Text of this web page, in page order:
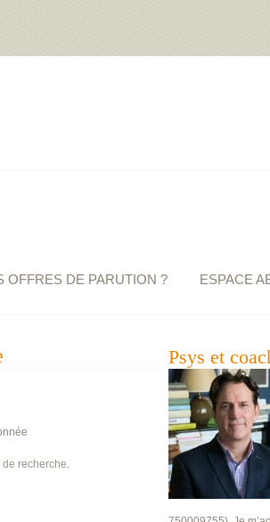
OFFRES DE PARUTION ?
ESPACE
de recherche.
Psys et